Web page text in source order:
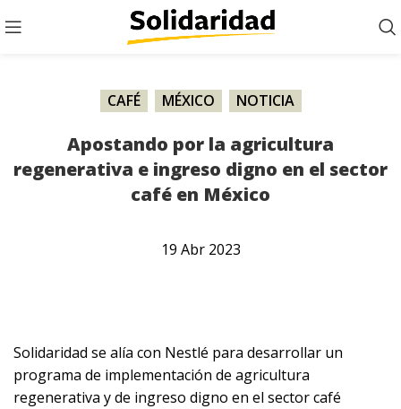
CAFÉ MÉXICO NOTICIA
Apostando por la agricultura
regenerativa e ingreso digno en el sector
café en México
19 Abr 2023
Solidaridad se alía con Nestlé para desarrollar un
programa de implementación de agricultura
regenerativa y de ingreso digno en el sector café